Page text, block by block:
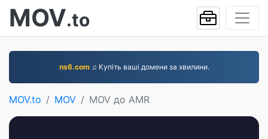
MOV.to
ns6.com♫ Купіть ваші домени за хвилини.
MOV.to MOV MOV до AMR